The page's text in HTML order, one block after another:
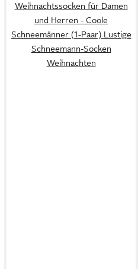
Weihnachtssocken für Damen
und Herren - Coole
Schneemänner (1-Paar) Lustige
Schneemann-Socken
Weihnachten